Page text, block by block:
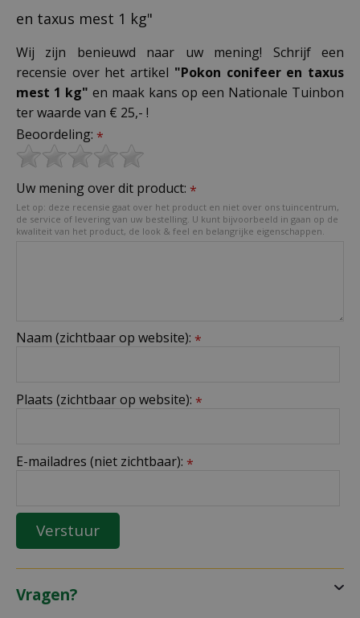
en taxus mest 1 kg"
Wij zijn benieuwd naar uw mening! Schrijf een
recensie over het artikel "Pokon conifeer en taxus
mest 1 kg" en maak kans op een Nationale Tuinbon
ter waarde van € 25,- !
Beoordeling: *
Uw mening over dit product: *
Let op: deze recensie gaat over het product en niet over ons tuincentrum,
de service of levering van uw bestelling. U kunt bijvoorbeeld in gaan op de
kwaliteit van het product, de look & feel en belangrijke eigenschappen.
Naam (zichtbaar op website): *
Plaats (zichtbaar op website): *
E-mailadres (niet zichtbaar): *
Vragen?